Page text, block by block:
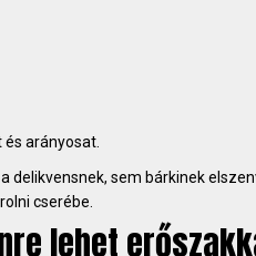
arányosat.
delikvensnek, sem bárkinek
cserébe.
lehet